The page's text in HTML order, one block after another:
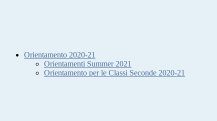
Orientamento 2020-21
Orientamenti Summer 2021
Orientamento per le Classi Seconde 2020-21